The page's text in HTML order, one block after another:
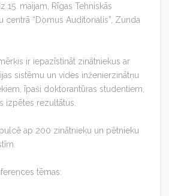
15. maijam, Rīgas Tehniskās
centrā “Domus Auditorialis”, Zunda
ir iepazīstināt zinātniekus ar
sistēmu un vides inženierzinātņu
īpaši doktorantūras studentiem,
izpētes rezultātus.
ap 200 zinātnieku un pētnieku
tēmas: